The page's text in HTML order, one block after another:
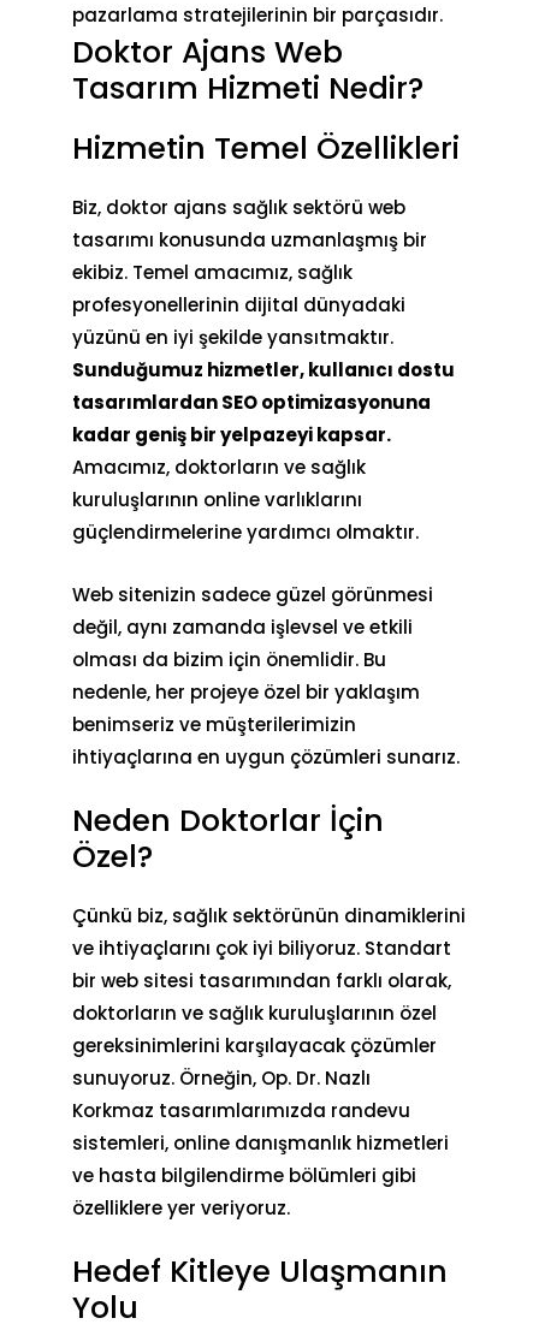
pazarlama stratejilerinin bir parçasıdır.
Doktor Ajans Web
Tasarım Hizmeti Nedir?
Hizmetin Temel Özellikleri
Biz, doktor ajans sağlık sektörü web
tasarımı konusunda uzmanlaşmış bir
ekibiz. Temel amacımız, sağlık
profesyonellerinin dijital dünyadaki
yüzünü en iyi şekilde yansıtmaktır.
Sunduğumuz hizmetler, kullanıcı dostu
tasarımlardan SEO optimizasyonuna
kadar geniş bir yelpazeyi kapsar.
Amacımız, doktorların ve sağlık
kuruluşlarının online varlıklarını
güçlendirmelerine yardımcı olmaktır.
Web sitenizin sadece güzel görünmesi
değil, aynı zamanda işlevsel ve etkili
olması da bizim için önemlidir. Bu
nedenle, her projeye özel bir yaklaşım
benimseriz ve müşterilerimizin
ihtiyaçlarına en uygun çözümleri sunarız.
Neden Doktorlar İçin
Özel?
Çünkü biz, sağlık sektörünün dinamiklerini
ve ihtiyaçlarını çok iyi biliyoruz. Standart
bir web sitesi tasarımından farklı olarak,
doktorların ve sağlık kuruluşlarının özel
gereksinimlerini karşılayacak çözümler
sunuyoruz. Örneğin, Op. Dr. Nazlı
Korkmaz tasarımlarımızda randevu
sistemleri, online danışmanlık hizmetleri
ve hasta bilgilendirme bölümleri gibi
özelliklere yer veriyoruz.
Hedef Kitleye Ulaşmanın
Yolu